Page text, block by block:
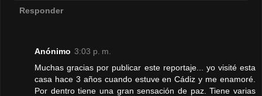
Responder
Anónimo 3:03 p. m.
Muchas gracias por publicar este reportaje... yo visité esta
casa hace 3 años cuando estuve en Cádiz y me enamoré.
Por dentro tiene una gran sensación de paz. Tiene varias